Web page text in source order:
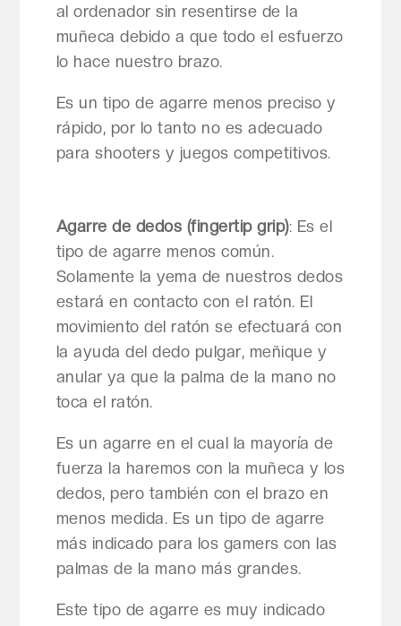
al ordenador sin resentirse de la
muñeca debido a que todo el esfuerzo
lo hace nuestro brazo.
Es un tipo de agarre menos preciso y
rápido, por lo tanto no es adecuado
para shooters y juegos competitivos.
Agarre de dedos (fingertip grip): Es el
tipo de agarre menos común.
Solamente la yema de nuestros dedos
estará en contacto con el ratón. El
movimiento del ratón se efectuará con
la ayuda del dedo pulgar, meñique y
anular ya que la palma de la mano no
toca el ratón.
Es un agarre en el cual la mayoría de
fuerza la haremos con la muñeca y los
dedos, pero también con el brazo en
menos medida. Es un tipo de agarre
más indicado para los gamers con las
palmas de la mano más grandes.
Este tipo de agarre es muy indicado